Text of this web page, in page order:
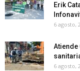
Erik
6 agosto,
Atiende
6 agosto,